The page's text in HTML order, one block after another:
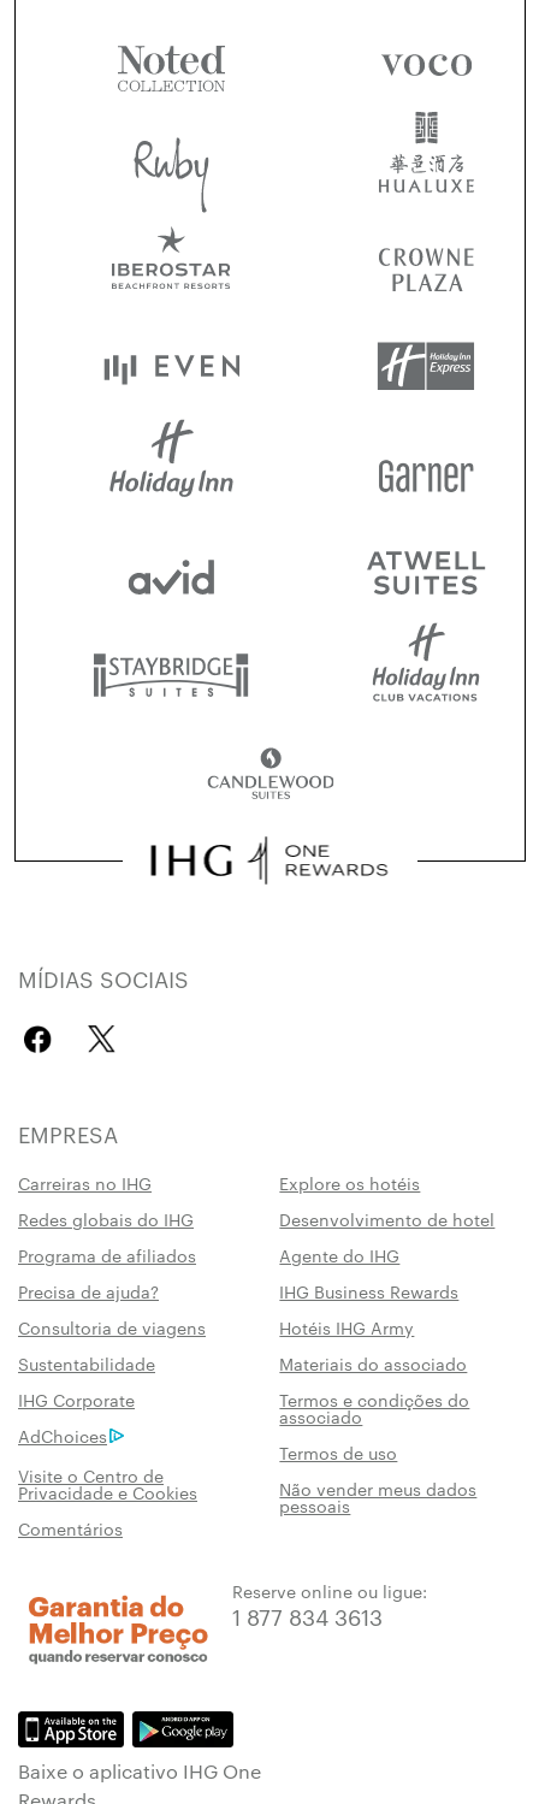
MÍDIAS SOCIAIS
EMPRESA
Carreiras no IHG
Explore os hotéis
Redes globais do IHG
Desenvolvimento de hotel
Programa de afiliados
Agente do IHG
Precisa de ajuda?
IHG Business Rewards
Consultoria de viagens
Hotéis IHG Army
Sustentabilidade
Materiais do associado
IHG Corporate
Termos e condições do
associado
AdChoices
Termos de uso
Visite o Centro de
Privacidade e Cookies Não vender meus dados
pessoais
Comentários
Reserve online ou ligue:
1 877 834 3613
Baixe o aplicativo IHG One